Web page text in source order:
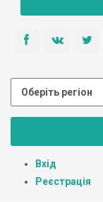
Вхід
Реєстрація